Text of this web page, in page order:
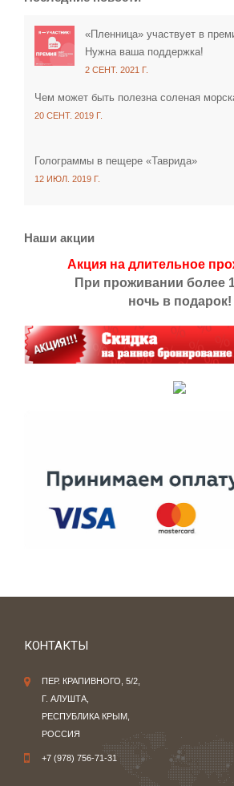
«Пленница» участвует в
Нужна ваша поддержка!
2 СЕНТ. 2021 Г.
Чем может быть полезна соленая
20 СЕНТ. 2019 Г.
Голограммы в пещере «Таврида»
12 ИЮЛ. 2019 Г.
Наши акции
Акция на длительное
При проживании более
ночь в подарок!
КОНТАКТЫ
ПЕР. КРАПИВНОГО, 5/2,
Г. АЛУШТА,
РЕСПУБЛИКА КРЫМ,
РОССИЯ
+7 (978) 756-71-31